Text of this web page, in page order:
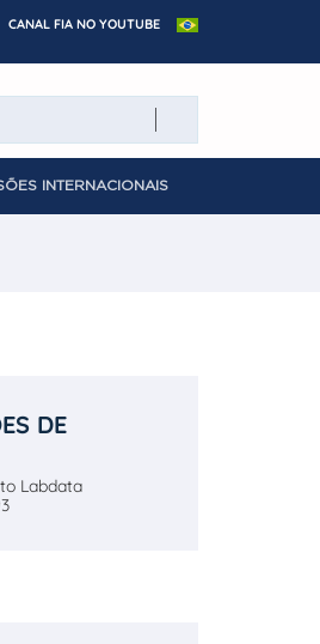
CANAL FIA NO YOUTUBE
INTERNACIONAIS
DE
Labdata